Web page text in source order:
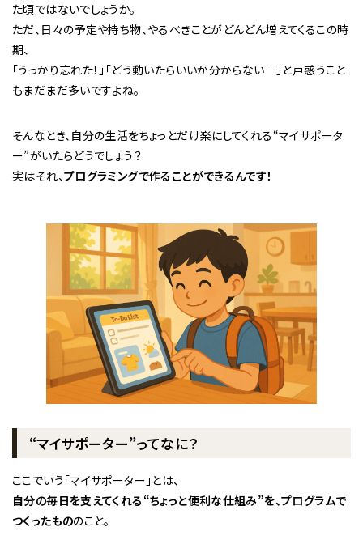
た頃ではないでしょうか。
ただ、日々の予定や持ち物、やるべきことがどんどん増えてくるこの時
期、
「うっかり忘れた！」「どう動いたらいいか分からない…」と戸惑うこと
もまだまだ多いですよね。
そんなとき、自分の生活をちょっとだけ楽にしてくれる“マイサポータ
ー”がいたらどうでしょう？
実はそれ、プログラミングで作ることができるんです！
“マイサポーター”ってなに？
ここでいう「マイサポーター」とは、
自分の毎日を支えてくれる“ちょっと便利な仕組み”を、プログラムで
つくったもののこと。